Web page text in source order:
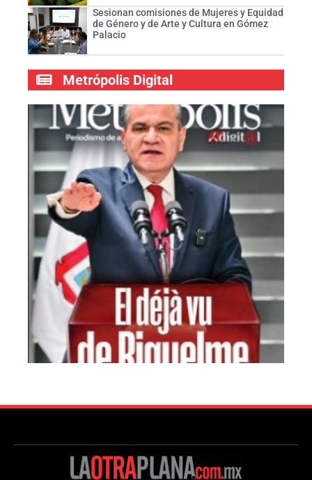
Sesionan comisiones de Mujeres y Equidad
de Género y de Arte y Cultura en Gómez
Palacio
Metrópolis Digital